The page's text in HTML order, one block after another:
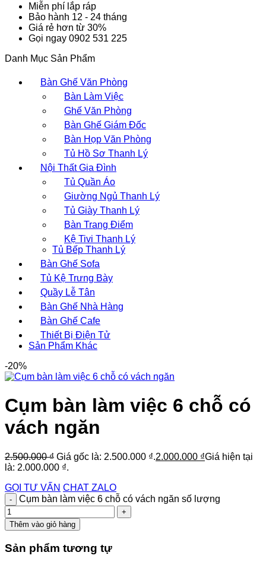
Miễn phí lắp ráp
Bảo hành 12 - 24 tháng
Giá rẻ hơn từ 30%
Gọi ngay 0902 531 225
Danh Mục Sản Phẩm
Bàn Ghế Văn Phòng
Bàn Làm Việc
Ghế Văn Phòng
Bàn Ghế Giám Đốc
Bàn Họp Văn Phòng
Tủ Hồ Sơ Thanh Lý
Nội Thất Gia Đình
Tủ Quần Áo
Giường Ngủ Thanh Lý
Tủ Giày Thanh Lý
Bàn Trang Điểm
Kệ Tivi Thanh Lý
Tủ Bếp Thanh Lý
Bàn Ghế Sofa
Tủ Kệ Trưng Bày
Quầy Lễ Tân
Bàn Ghế Nhà Hàng
Bàn Ghế Cafe
Thiết Bị Điện Tử
Sản Phẩm Khác
-20%
Cụm bàn làm việc 6 chỗ có
vách ngăn
2.500.000₫ Giá gốc là: 2.500.000 ₫.2.000.000 ₫Giá hiện tại
là: 2.000.000 ₫.
GỌI TƯ VẤN CHAT ZALO
Cụm bàn làm việc 6 chỗ có vách ngăn số lượng
Thêm vào giỏ hàng
Sản phẩm tương tự